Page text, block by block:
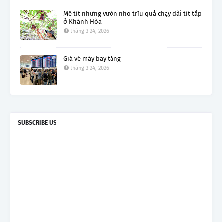
Mê tít những vườn nho trĩu quả chạy dài tít tắp
ở Khánh Hòa
tháng 3 24, 2026
Giá vé máy bay tăng
tháng 3 24, 2026
SUBSCRIBE US